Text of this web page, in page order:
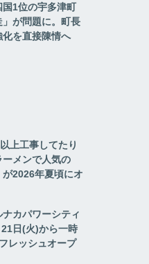
国1位の宇多津町
が問題に。町長
を直接陳情へ
上工事してたり
ーメンで人気の
が2026年夏頃にオ
カパワーシティ
日(火)から一時
レッシュオープ